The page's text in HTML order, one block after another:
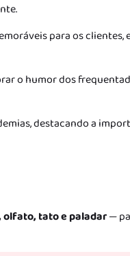
para os clientes,
o humor dos
destacando a
olfato, tato e paladar—